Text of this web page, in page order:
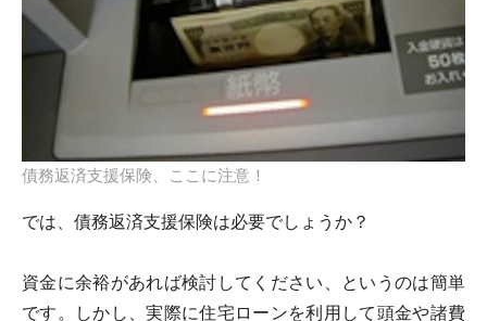
債務返済支援保険、ここに注意！
では、債務返済支援保険は必要でしょうか？
資金に余裕があれば検討してください、というのは簡単
です。しかし、実際に住宅ローンを利用して頭金や諸費